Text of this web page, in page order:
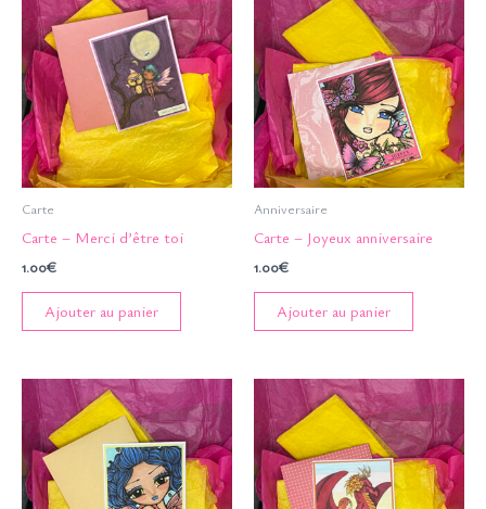
Carte
Carte – Merci d’être toi
1.00€
Ajouter au panier
Anniversaire
Carte – Joyeux anniversaire
1.00€
Ajouter au panier